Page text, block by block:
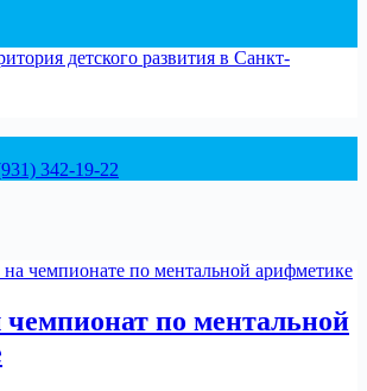
342-19-22
по ментальной